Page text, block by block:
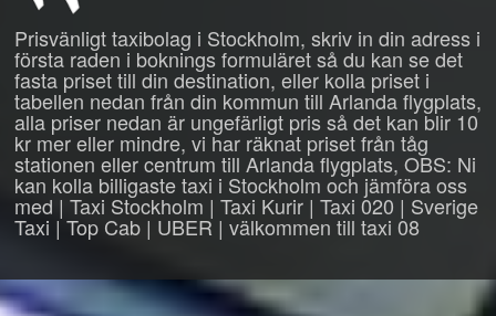
Prisvänligt taxibolag i Stockholm, skriv in din adress i
första raden i boknings formuläret så du kan se det
fasta priset till din destination, eller kolla priset i
tabellen nedan från din kommun till Arlanda flygplats,
alla priser nedan är ungefärligt pris så det kan blir 10
kr mer eller mindre, vi har räknat priset från tåg
stationen eller centrum till Arlanda flygplats, OBS: Ni
kan kolla billigaste taxi i Stockholm och jämföra oss
med | Taxi Stockholm | Taxi Kurir | Taxi 020 | Sverige
Taxi | Top Cab | UBER | välkommen till taxi 08